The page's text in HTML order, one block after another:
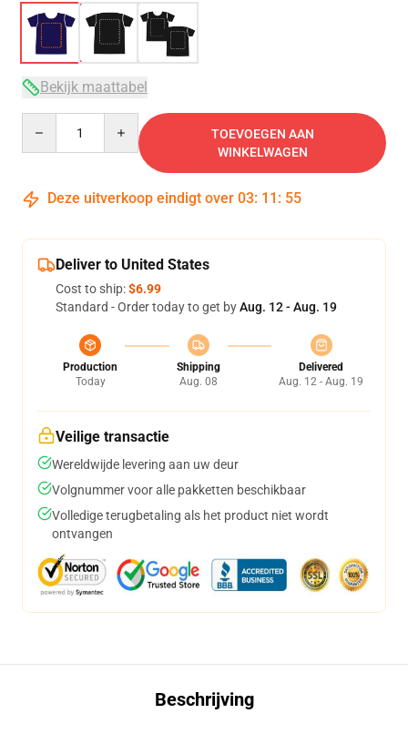
Bekijk maattabel
TOEVOEGEN AAN
WINKELWAGEN
Deze uitverkoop eindigt over 03: 11 : 54
Deliver to United States
Cost to ship:$6.99
Standard - Order today to get byAug. 12 - Aug. 19
Production
Today
Shipping
Aug. 08
Delivered
Aug. 12 - Aug. 19
Veilige transactie
Wereldwijde levering aan uw deur
Volgnummer voor alle pakketten beschikbaar
Volledige terugbetaling als het product niet wordt
ontvangen
Beschrijving